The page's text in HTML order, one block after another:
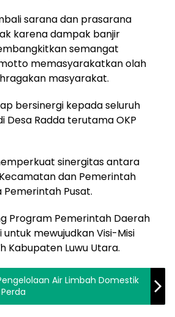
sarana dan prasarana
karena dampak banjir
semangat
memasyarakatkan olah
masyarakat.
bersinergi kepada seluruh
Desa Radda terutama OKP
sinergitas antara
dan Pemerintah
Pemerintah Pusat.
Program Pemerintah Daerah
untuk mewujudkan Visi-Misi
Kabupaten Luwu Utara.
Air Limbah Domestik